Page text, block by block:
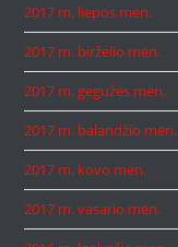
2017 m. liepos mėn.
2017 m. birželio mėn.
2017 m. gegužės mėn.
2017 m. balandžio mėn.
2017 m. kovo mėn.
2017 m. vasario mėn.